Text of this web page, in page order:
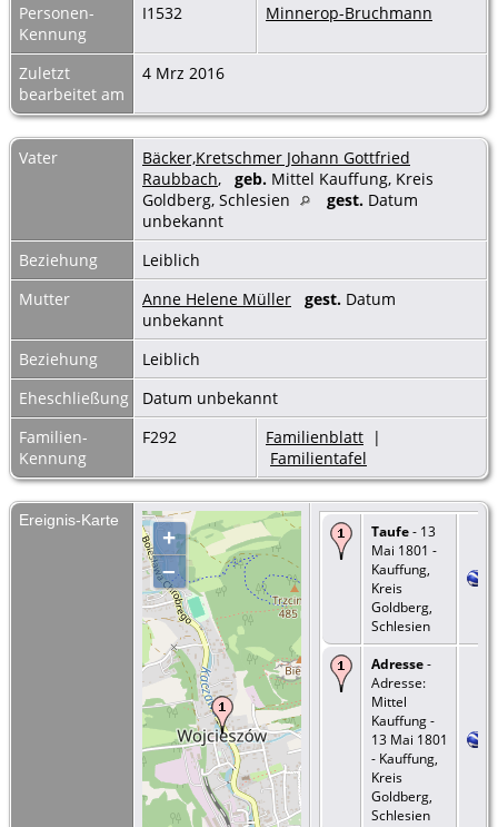
Personen-
Kennung
I1532 Minnerop-Bruchmann
Zuletzt
bearbeitet am
4 Mrz 2016
Vater
Bäcker,Kretschmer Johann Gottfried
Raubbach, geb. Mittel Kauffung, Kreis
Goldberg, Schlesien
gest. Datum
unbekannt
Beziehung
Leiblich
Mutter
Anne Helene Müller gest. Datum
unbekannt
Beziehung
Leiblich
Eheschließung
Datum unbekannt
Familien-
Kennung
F292 Familienblatt |
Familientafel
Ereignis-Karte
+
–
Taufe- 13
Mai 1801 -
Kauffung,
Kreis
Goldberg,
Schlesien
Adresse-
Adresse:
Mittel
Kauffung -
13 Mai 1801
- Kauffung,
Kreis
Goldberg,
Schlesien